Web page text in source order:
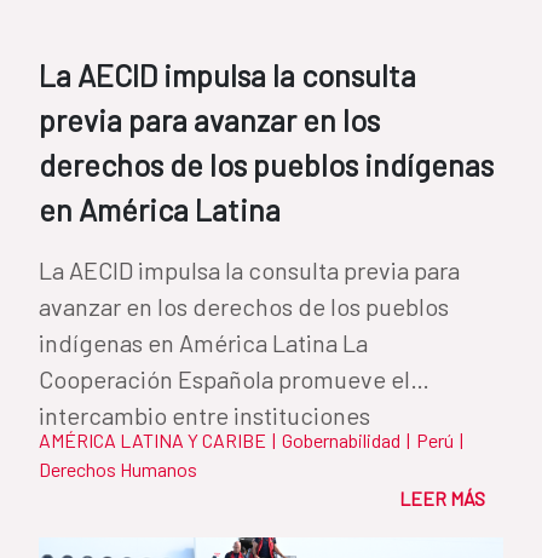
La AECID impulsa la consulta
previa para avanzar en los
derechos de los pueblos indígenas
en América Latina
La AECID impulsa la consulta previa para
avanzar en los derechos de los pueblos
indígenas en América Latina La
Cooperación Española promueve el
intercambio entre instituciones
iberoamericanas para...
AMÉRICA LATINA Y CARIBE | Gobernabilidad | Perú |
Derechos Humanos
LEER MÁS